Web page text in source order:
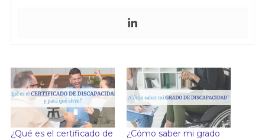
¿Qué es el certificado de
¿Cómo saber mi grado